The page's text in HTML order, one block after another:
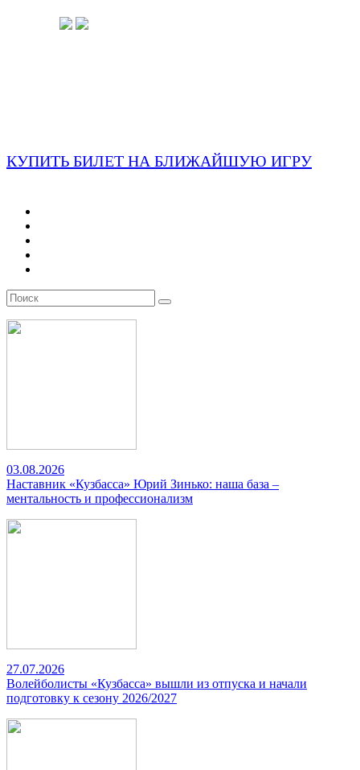
КУПИТЬ БИЛЕТ НА БЛИЖАЙШУЮ ИГРУ
03.08.2026
Наставник «Кузбасса» Юрий Зинько: наша база –
ментальность и профессионализм
27.07.2026
Волейболисты «Кузбасса» вышли из отпуска и начали
подготовку к сезону 2026/2027